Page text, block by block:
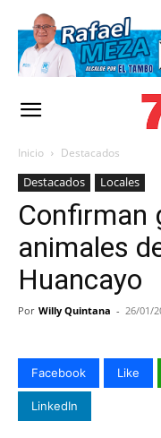
Inicio Destacados
Destacados Locales
Confirman
animales
Huancayo
Por Willy Quintana - 26/01/
Facebook Like
LinkedIn